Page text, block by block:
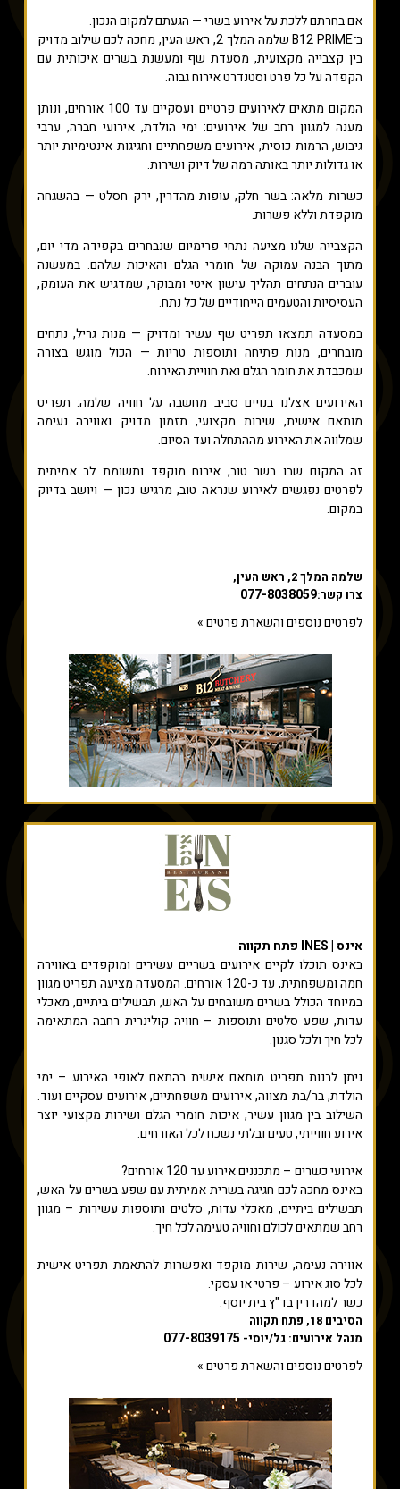
אם בחרתם ללכת על אירוע בשרי — הגעתם למקום הנכון.
ב־B12 PRIME
שלמה המלך 2, ראש העין, מחכה לכם שילוב מדויק
בין קצבייה מקצועית, מסעדת שף ומעשנת בשרים איכותית עם
הקפדה על כל פרט וסטנדרט אירוח גבוה.
המקום מתאים לאירועים פרטיים ועסקיים עד 100 אורחים, ונותן
מענה למגוון רחב של אירועים: ימי הולדת, אירועי חברה, ערבי
גיבוש, הרמות כוסית, אירועים משפחתיים וחגיגות אינטימיות יותר
או גדולות יותר באותה רמה של דיוק ושירות.
כשרות מלאה: בשר חלק, עופות מהדרין, ירק חסלט — בהשגחה
מוקפדת וללא פשרות.
הקצבייה שלנו מציעה נתחי פרימיום שנבחרים בקפידה מדי יום,
מתוך הבנה עמוקה של חומרי הגלם והאיכות שלהם. במעשנה
עוברים הנתחים תהליך עישון איטי ומבוקר, שמדגיש את העומק,
העסיסיות והטעמים הייחודיים של כל נתח.
במסעדה תמצאו תפריט שף עשיר ומדויק — מנות גריל, נתחים
מובחרים, מנות פתיחה ותוספות טריות — הכול מוגש בצורה
שמכבדת את חומר הגלם ואת חוויית האירוח.
האירועים אצלנו בנויים סביב מחשבה על חוויה שלמה: תפריט
מותאם אישית, שירות מקצועי, תזמון מדויק ואווירה נעימה
שמלווה את האירוע מההתחלה ועד הסיום.
זה המקום שבו בשר טוב, אירוח מוקפד ותשומת לב אמיתית
לפרטים נפגשים לאירוע שנראה טוב, מרגיש נכון — ויושב בדיוק
במקום.
שלמה המלך 2, ראש העין,
צרו קשר:077-8038059
לפרטים נוספים והשארת פרטים »
אינס | INES פתח תקווה
באינס תוכלו לקיים אירועים בשריים עשירים ומוקפדים באווירה
חמה ומשפחתית, עד כ-120 אורחים. המסעדה מציעה תפריט מגוון
במיוחד הכולל בשרים משובחים על האש, תבשילים ביתיים, מאכלי
עדות, שפע סלטים ותוספות – חוויה קולינרית רחבה המתאימה
לכל חיך ולכל סגנון.
ניתן לבנות תפריט מותאם אישית בהתאם לאופי האירוע – ימי
הולדת, בר/בת מצווה, אירועים משפחתיים, אירועים עסקיים ועוד.
השילוב בין מגוון עשיר, איכות חומרי הגלם ושירות מקצועי יוצר
אירוע חווייתי, טעים ובלתי נשכח לכל האורחים.
אירועי כשרים – מתכננים אירוע עד 120 אורחים?
באינס מחכה לכם חגיגה בשרית אמיתית עם שפע בשרים על האש,
תבשילים ביתיים, מאכלי עדות, סלטים ותוספות עשירות – מגוון
רחב שמתאים לכולם וחוויה טעימה לכל חיך.
אווירה נעימה, שירות מוקפד ואפשרות להתאמת תפריט אישית
לכל סוג אירוע – פרטי או עסקי.
כשר למהדרין בד"ץ בית יוסף.
הסיבים 18, פתח תקווה
מנהל אירועים: גל/יוסי- 077-8039175
לפרטים נוספים והשארת פרטים »